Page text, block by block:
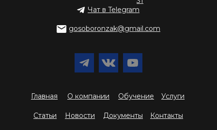
Статьи
Услуги
Обучение
О компании
Главная
Документы Контакты
Новости
Чат в Telegram
gosoboronzak@gmail.com